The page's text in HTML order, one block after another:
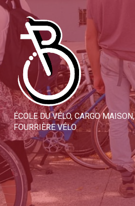
Skip
content
ÉCOLE DU VÉLO, CARGO MAISON,
FOURRIÈRE VÉLO